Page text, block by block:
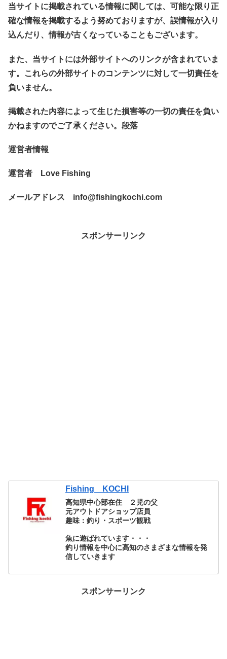
当サイトに掲載されている情報に関しては、可能な限り正
確な情報を掲載するよう努めておりますが、誤情報が入り
込んだり、情報が古くなっていることもございます。
また、当サイトには外部サイトへのリンクが含まれていま
す。これらの外部サイトのコンテンツに対して一切責任を
負いません。
掲載された内容によって生じた損害等の一切の責任を負い
かねますのでご了承ください。段落
運営者情報
運営者 Love Fishing
メールアドレス info@fishingkochi.com
スポンサーリンク
Fishing KOCHI
高知県中心部在住 ２児の父
元アウトドアショップ店員
趣味：釣り・スポーツ観戦
魚に遊ばれています・・・
釣り情報を中心に高知のさまざまな情報を発
信していきます
スポンサーリンク